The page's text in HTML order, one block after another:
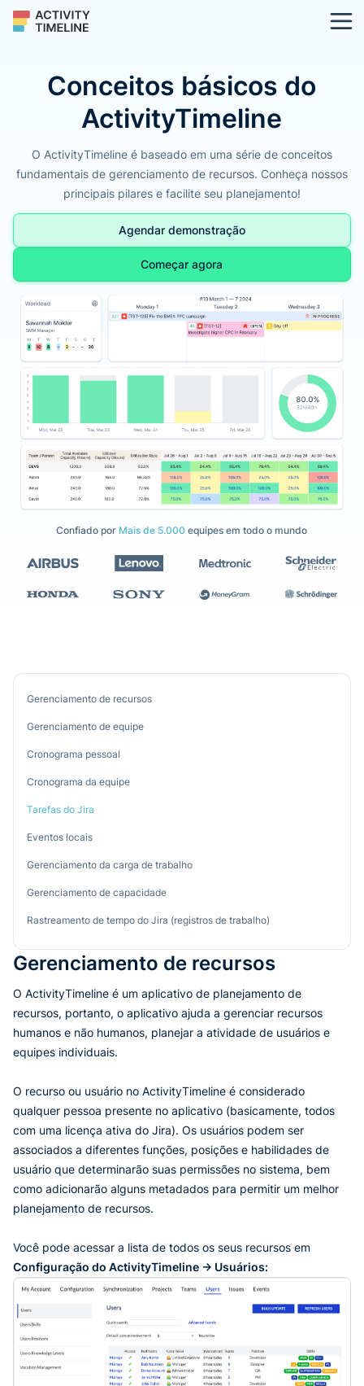
Conceitos básicos do
ActivityTimeline
O ActivityTimeline é baseado em uma série de conceitos
fundamentais de gerenciamento de recursos. Conheça nossos
principais pilares e facilite seu planejamento!
Agendar demonstração
Começar agora
Confiado por Mais de 5.000 equipes em todo o mundo
Gerenciamento de recursos
Gerenciamento de equipe
Cronograma pessoal
Cronograma da equipe
Tarefas do Jira
Eventos locais
Gerenciamento da carga de trabalho
Gerenciamento de capacidade
Rastreamento de tempo do Jira (registros de trabalho)
Gerenciamento de recursos
O ActivityTimeline é um aplicativo de planejamento de
recursos, portanto, o aplicativo ajuda a gerenciar recursos
humanos e não humanos, planejar a atividade de usuários e
equipes individuais.
O recurso ou usuário no ActivityTimeline é considerado
qualquer pessoa presente no aplicativo (basicamente, todos
com uma licença ativa do Jira). Os usuários podem ser
associados a diferentes funções, posições e habilidades de
usuário que determinarão suas permissões no sistema, bem
como adicionarão alguns metadados para permitir um melhor
planejamento de recursos.
Você pode acessar a lista de todos os seus recursos em
Configuração do ActivityTimeline -> Usuários: